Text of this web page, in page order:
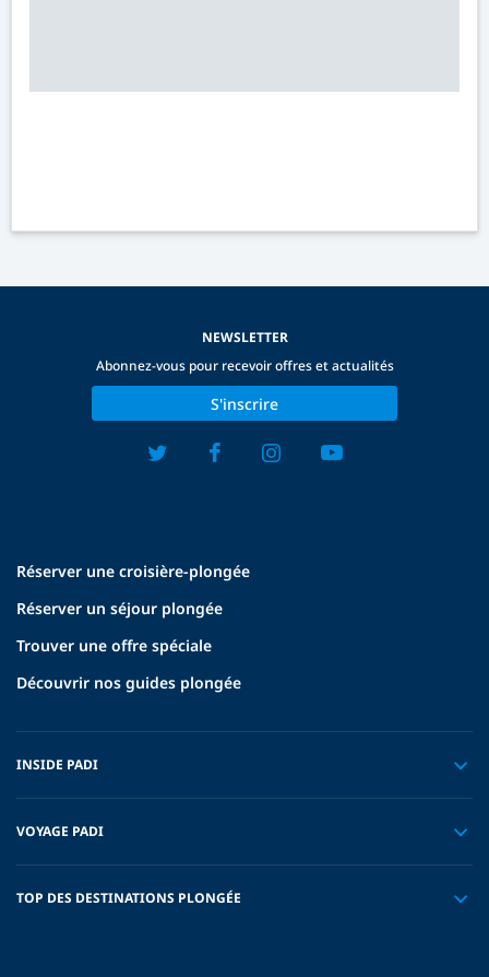
Réserver une croisière-plongée
Réserver un séjour plongée
Trouver une offre spéciale
Découvrir nos guides plongée
INSIDE PADI
VOYAGE PADI
TOP DES DESTINATIONS PLONGÉE
NEWSLETTER
Abonnez-vous pour recevoir offres et actualités
S'inscrire